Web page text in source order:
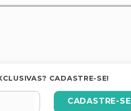
CADASTRE-SE!
CADASTRE-SE